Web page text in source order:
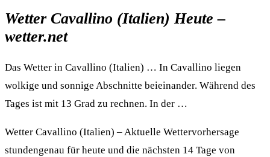
Wetter Cavallino (Italien) Heute –
wetter.net
Das Wetter in Cavallino (Italien) … In Cavallino liegen
wolkige und sonnige Abschnitte beieinander. Während des
Tages ist mit 13 Grad zu rechnen. In der …
Wetter Cavallino (Italien) – Aktuelle Wettervorhersage
stundengenau für heute und die nächsten 14 Tage von